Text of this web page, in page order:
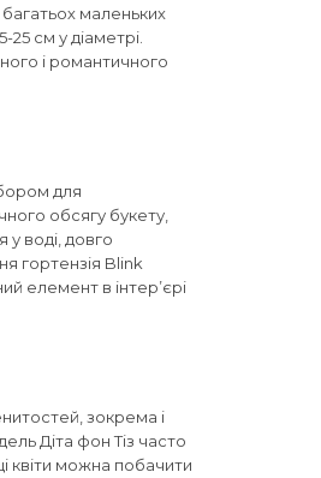
багатьох маленьких
см у діаметрі.
і романтичного
для
обсягу букету,
воді, довго
гортензія Blink
елемент в інтер’єрі
зокрема і
Діта фон Тіз часто
квіти можна побачити